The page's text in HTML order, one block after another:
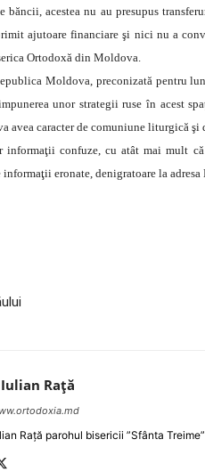
acestea nu au presupus
ajutoare financiare şi nici nu a
Ortodoxă din Moldova.
Moldova, preconizată pentru
unor strategii ruse în acest
avea caracter de comuniune liturgică
informaţii confuze, cu atât mai mult
eronate, denigratoare la
Raţă
Rață parohul bisericii ”Sfânta